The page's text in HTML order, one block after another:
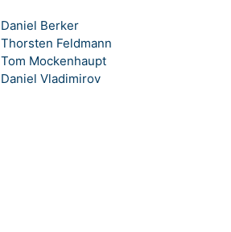
Daniel Berker
Thorsten Feldmann
Tom Mockenhaupt
Daniel Vladimirov